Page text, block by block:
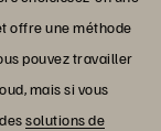
offre une méthode
pouvez travailler
mais si vous
solutions de